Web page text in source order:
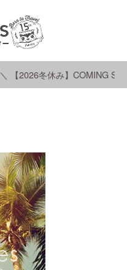
＼ 【2026冬休み】COMING